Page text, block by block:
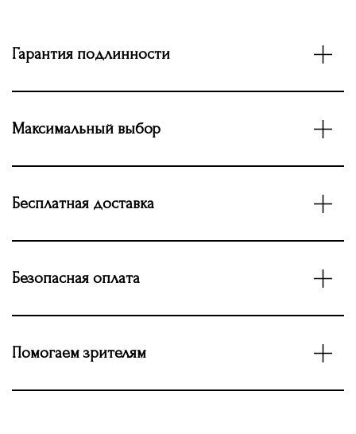
Гарантия подлинности
Максимальный выбор
Бесплатная доставка
Безопасная оплата
Помогаем зрителям